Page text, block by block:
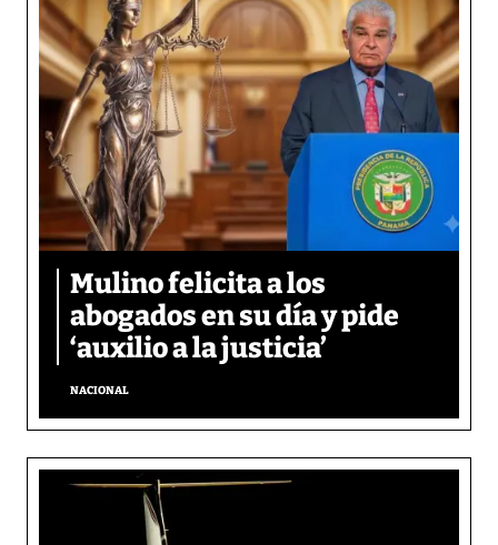
Mulino felicita a los
abogados en su día y pide
‘auxilio a la justicia’
NACIONAL